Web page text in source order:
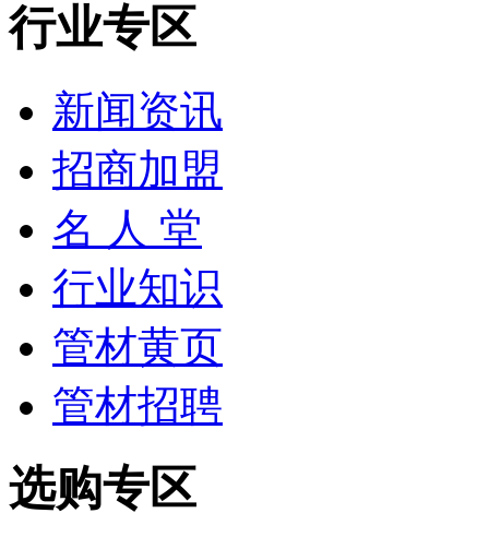
行业专区
新闻资讯
招商加盟
名 人 堂
行业知识
管材黄页
管材招聘
选购专区